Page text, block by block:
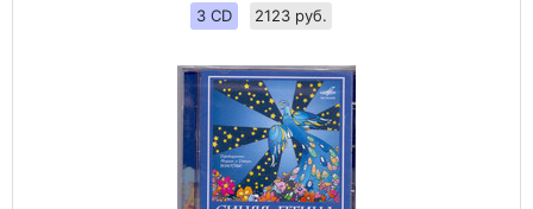
3 CD 2123 руб.